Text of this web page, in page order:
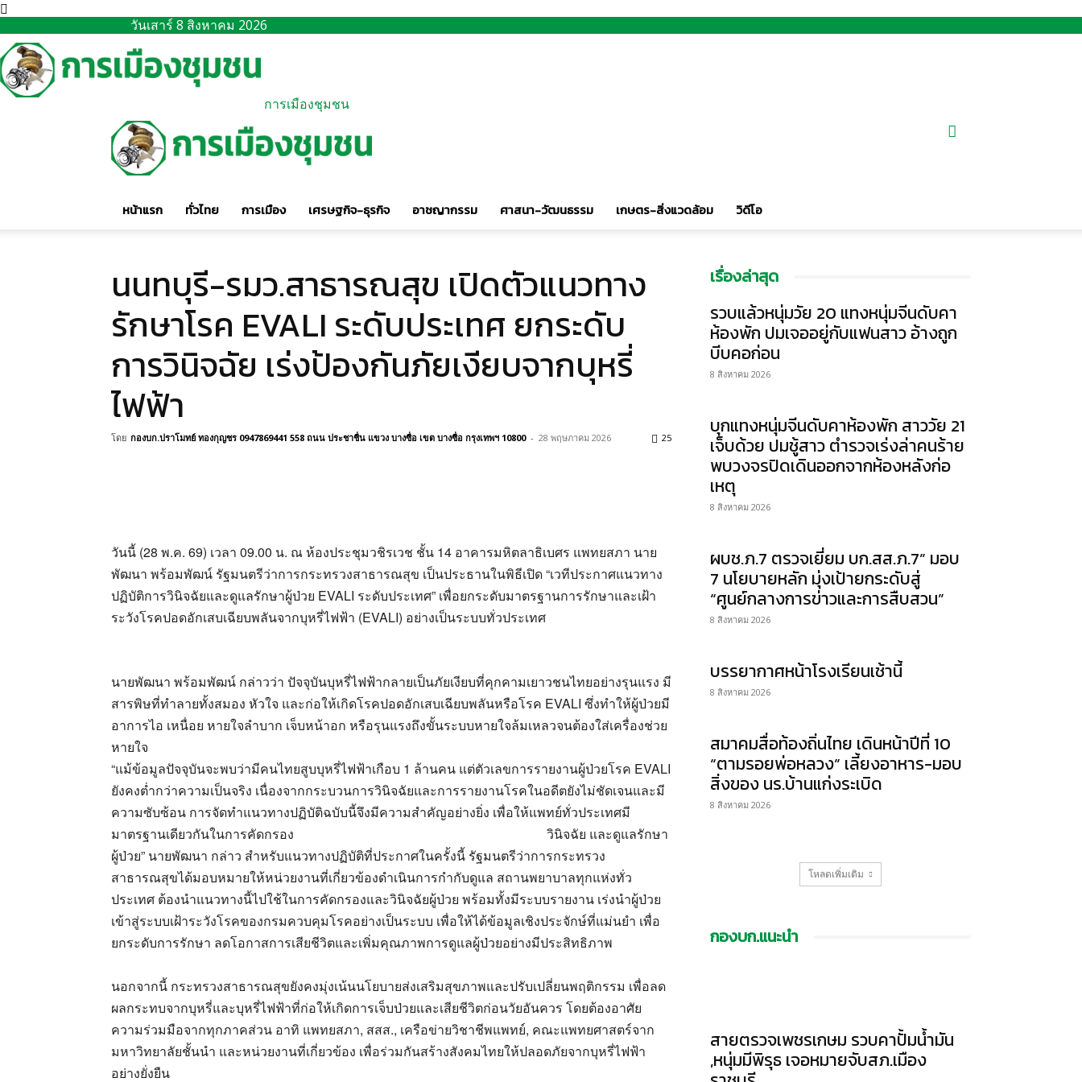
วันเสาร์ 8 สิงหาคม 2026
การเมืองชุมชน
หน้าแรก ทั่วไทย การเมือง เศรษฐกิจ-ธุรกิจ อาชญากรรม ศาสนา-วัฒนธรรม เกษตร-สิ่งแวดล้อม วิดีโอ
นนทบุรี-รมว.สาธารณสุข เปิดตัวแนวทาง
รักษาโรค EVALI ระดับประเทศ ยกระดับ
การวินิจฉัย เร่งป้องกันภัยเงียบจากบุหรี่
ไฟฟ้า
โดย กองบก.ปราโมทย์ ทองกุญชร 0947869441 558 ถนน ประชาชื่น แขวง บางซื่อ เขต บางซื่อ กรุงเทพฯ 10800 - 28 พฤษภาคม 2026 25
วันนี้ (28 พ.ค. 69) เวลา 09.00 น. ณ ห้องประชุมวชิรเวช ชั้น 14 อาคารมหิตลาธิเบศร แพทยสภา นาย
พัฒนา พร้อมพัฒน์ รัฐมนตรีว่าการกระทรวงสาธารณสุข เป็นประธานในพิธีเปิด “เวทีประกาศแนวทาง
ปฏิบัติการวินิจฉัยและดูแลรักษาผู้ป่วย EVALI ระดับประเทศ” เพื่อยกระดับมาตรฐานการรักษาและเฝ้า
ระวังโรคปอดอักเสบเฉียบพลันจากบุหรี่ไฟฟ้า (EVALI) อย่างเป็นระบบทั่วประเทศ
นายพัฒนา พร้อมพัฒน์ กล่าวว่า ปัจจุบันบุหรี่ไฟฟ้ากลายเป็นภัยเงียบที่คุกคามเยาวชนไทยอย่างรุนแรง มี
สารพิษที่ทำลายทั้งสมอง หัวใจ และก่อให้เกิดโรคปอดอักเสบเฉียบพลันหรือโรค EVALI ซึ่งทำให้ผู้ป่วยมี
อาการไอ เหนื่อย หายใจลำบาก เจ็บหน้าอก หรือรุนแรงถึงขั้นระบบหายใจล้มเหลวจนต้องใส่เครื่องช่วย
หายใจ
“แม้ข้อมูลปัจจุบันจะพบว่ามีคนไทยสูบบุหรี่ไฟฟ้าเกือบ 1 ล้านคน แต่ตัวเลขการรายงานผู้ป่วยโรค EVALI
ยังคงต่ำกว่าความเป็นจริง เนื่องจากกระบวนการวินิจฉัยและการรายงานโรคในอดีตยังไม่ชัดเจนและมี
ความซับซ้อน การจัดทำแนวทางปฏิบัติฉบับนี้จึงมีความสำคัญอย่างยิ่ง เพื่อให้แพทย์ทั่วประเทศมี
มาตรฐานเดียวกันในการคัดกรอง
วินิจฉัย และดูแลรักษา
ผู้ป่วย” นายพัฒนา กล่าว สำหรับแนวทางปฏิบัติที่ประกาศในครั้งนี้ รัฐมนตรีว่าการกระทรวง
สาธารณสุขได้มอบหมายให้หน่วยงานที่เกี่ยวข้องดำเนินการกำกับดูแล สถานพยาบาลทุกแห่งทั่ว
ประเทศ ต้องนำแนวทางนี้ไปใช้ในการคัดกรองและวินิจฉัยผู้ป่วย พร้อมทั้งมีระบบรายงาน เร่งนำผู้ป่วย
เข้าสู่ระบบเฝ้าระวังโรคของกรมควบคุมโรคอย่างเป็นระบบ เพื่อให้ได้ข้อมูลเชิงประจักษ์ที่แม่นยำ เพื่อ
ยกระดับการรักษา ลดโอกาสการเสียชีวิตและเพิ่มคุณภาพการดูแลผู้ป่วยอย่างมีประสิทธิภาพ
นอกจากนี้ กระทรวงสาธารณสุขยังคงมุ่งเน้นนโยบายส่งเสริมสุขภาพและปรับเปลี่ยนพฤติกรรม เพื่อลด
ผลกระทบจากบุหรี่และบุหรี่ไฟฟ้าที่ก่อให้เกิดการเจ็บป่วยและเสียชีวิตก่อนวัยอันควร โดยต้องอาศัย
ความร่วมมือจากทุกภาคส่วน อาทิ แพทยสภา, สสส., เครือข่ายวิชาชีพแพทย์, คณะแพทยศาสตร์จาก
มหาวิทยาลัยชั้นนำ และหน่วยงานที่เกี่ยวข้อง เพื่อร่วมกันสร้างสังคมไทยให้ปลอดภัยจากบุหรี่ไฟฟ้า
อย่างยั่งยืน
เรื่องล่าสุด
รวบแล้วหนุ่มวัย 20 แทงหนุ่มจีนดับคา
ห้องพัก ปมเจออยู่กับแฟนสาว อ้างถูก
บีบคอก่อน
8 สิงหาคม 2026
บุกแทงหนุ่มจีนดับคาห้องพัก สาววัย 21
เจ็บด้วย ปมชู้สาว ตำรวจเร่งล่าคนร้าย
พบวงจรปิดเดินออกจากห้องหลังก่อ
เหตุ
8 สิงหาคม 2026
ผบช.ภ.7 ตรวจเยี่ยม บก.สส.ภ.7” มอบ
7 นโยบายหลัก มุ่งเป้ายกระดับสู่
“ศูนย์กลางการข่าวและการสืบสวน”
8 สิงหาคม 2026
บรรยากาศหน้าโรงเรียนเช้านี้
8 สิงหาคม 2026
สมาคมสื่อท้องถิ่นไทย เดินหน้าปีที่ 10
“ตามรอยพ่อหลวง” เลี้ยงอาหาร-มอบ
สิ่งของ นร.บ้านแก่งระเบิด
8 สิงหาคม 2026
โหลดเพิ่มเติม
กองบก.แนะนำ
สายตรวจเพชรเกษม รวบคาปั้มน้ำมัน
,หนุ่มมีพิรุธ เจอหมายจับสภ.เมือง